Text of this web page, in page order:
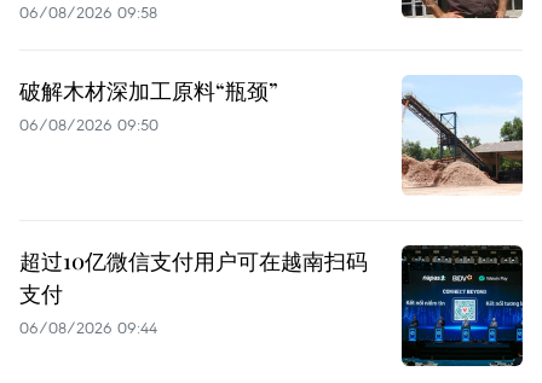
06/08/2026 09:58
破解木材深加工原料“瓶颈”
06/08/2026 09:50
超过10亿微信支付用户可在越南扫码
支付
06/08/2026 09:44